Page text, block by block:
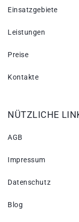
Einsatzgebiete
Leistungen
Preise
Kontakte
NÜTZLICHE
AGB
Impressum
Datenschutz
Blog